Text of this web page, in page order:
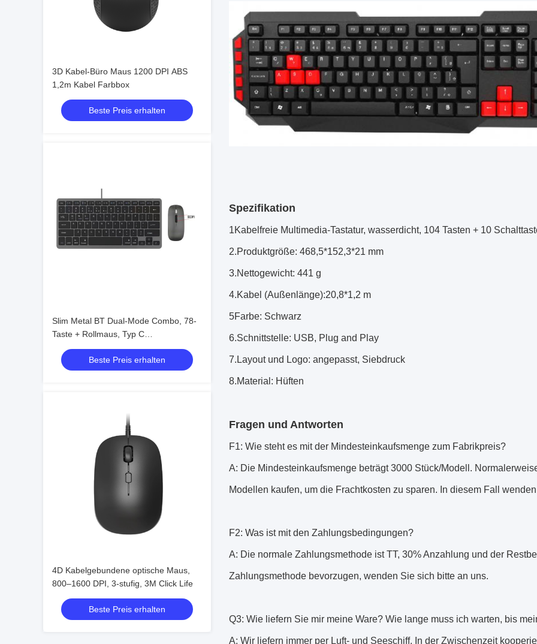
3D Kabel-Büro Maus 1200 DPI ABS
1,2m Kabel Farbbox
Beste Preis erhalten
Slim Metal BT Dual-Mode Combo, 78-
Taste + Rollmaus, Typ C
wiederaufladbar
Beste Preis erhalten
4D Kabelgebundene optische Maus,
800–1600 DPI, 3-stufig, 3M Click Life
Beste Preis erhalten
Spezifikation
1Kabelfreie Multimedia-Tastatur, wasserdicht, 104 Tasten + 10
2.Produktgröße: 468,5*152,3*21 mm
3.Nettogewicht: 441 g
4.Kabel (Außenlänge):20,8*1,2 m
5Farbe: Schwarz
6.Schnittstelle: USB, Plug and Play
7.Layout und Logo: angepasst, Siebdruck
8.Material: Hüften
Fragen und Antworten
F1: Wie steht es mit der Mindesteinkaufsmenge zum Fabrikpreis?
A: Die Mindesteinkaufsmenge beträgt 3000 Stück/Modell.
Modellen kaufen, um die Frachtkosten zu sparen. In diesem Fall
F2: Was ist mit den Zahlungsbedingungen?
A: Die normale Zahlungsmethode ist TT, 30% Anzahlung und der
Zahlungsmethode bevorzugen, wenden Sie sich bitte an uns.
Q3: Wie liefern Sie mir meine Ware? Wie lange muss ich warten, bis
A: Wir liefern immer per Luft- und Seeschiff. In der Zwischenzeit